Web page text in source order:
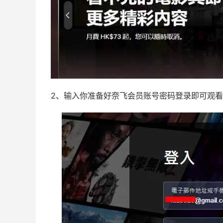
2、输入你准备好奈飞会员账号密码登录即可观